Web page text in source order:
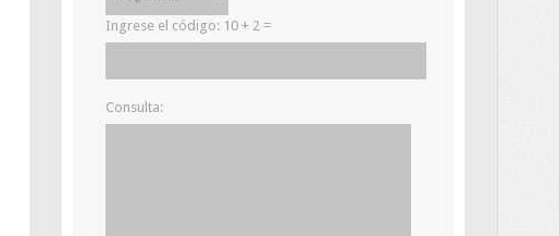
Ingrese el código: 10 + 2 =
Consulta: